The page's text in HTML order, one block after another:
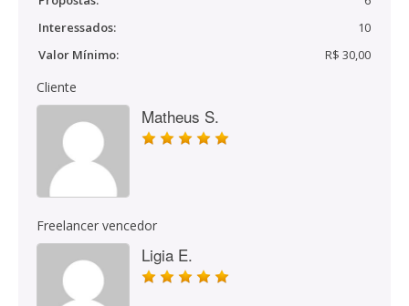
Interessados:
10
Valor Mínimo:
R$ 30,00
Cliente
Matheus S.
Freelancer vencedor
Ligia E.